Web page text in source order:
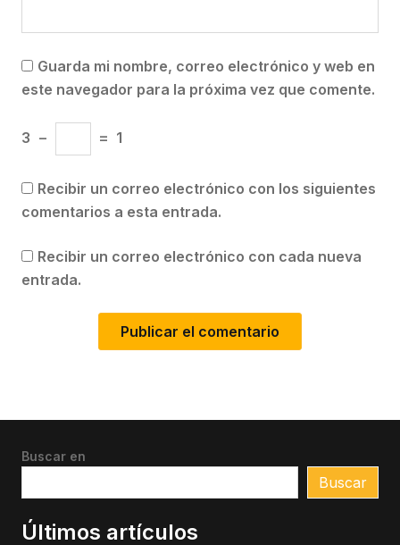
Guarda mi nombre, correo electrónico y web en
este navegador para la próxima vez que comente.
3 − = 1
Recibir un correo electrónico con los siguientes
comentarios a esta entrada.
Recibir un correo electrónico con cada nueva
entrada.
Buscar en
Buscar
Últimos artículos